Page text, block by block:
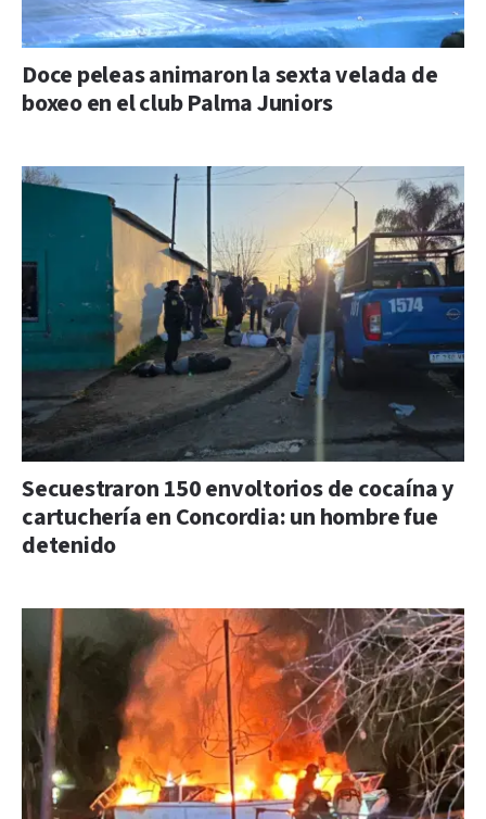
Doce peleas animaron la sexta velada de
boxeo en el club Palma Juniors
Secuestraron 150 envoltorios de cocaína y
cartuchería en Concordia: un hombre fue
detenido